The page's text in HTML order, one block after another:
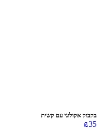
בקבוק אקולוגי עם קשית
₪35